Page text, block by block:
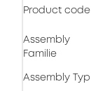
Product code
Assembly
Familie
Assembly Typ